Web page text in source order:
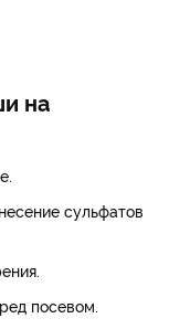
на
сульфатов
посевом.